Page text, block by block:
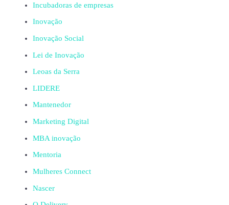
Incubadoras de empresas
Inovação
Inovação Social
Lei de Inovação
Leoas da Serra
LIDERE
Mantenedor
Marketing Digital
MBA inovação
Mentoria
Mulheres Connect
Nascer